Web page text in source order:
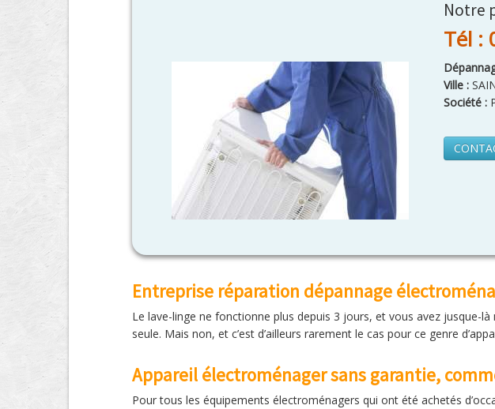
Notre
Tél :
Ville :
Société :
Entreprise réparation dépannage
Le lave-linge ne fonctionne plus depuis 3 jours, et vous avez jusque-
seule. Mais non, et c’est d’ailleurs rarement le cas pour ce genre
Appareil électroménager sans garantie,
Pour tous les équipements électroménagers qui ont été achetés